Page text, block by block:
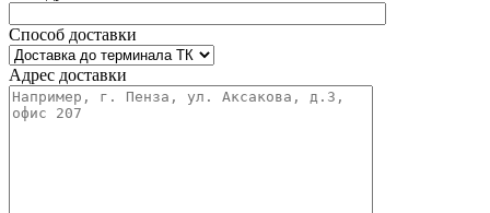
Способ доставки
Адрес доставки